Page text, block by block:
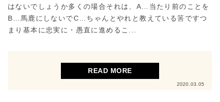
ジ
送
はないでしょうか多くの場合それは、A…当たり前のことを
B…馬鹿にしないでC…ちゃんとやれと教えている筈ですつ
まり基本に忠実に・愚直に進めるこ...
READ MORE
2020.03.05